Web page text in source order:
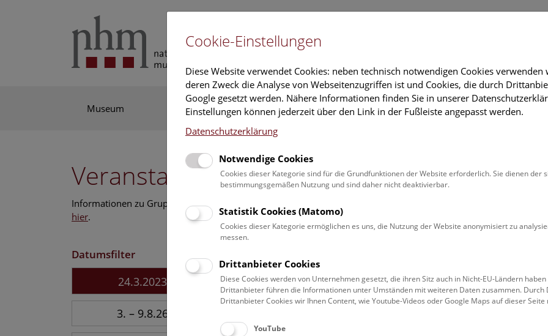
Museum Ausstellung Forschung Führungen & Aktivitäten Deck 50
Veranstaltungskalender
Informationen zu Gruppen,- Kindergarten- und Schulprogrammen finden Sie
hier.
Datumsfilter
24.3.2023
3. – 9.8.26
Erwachsene (0)
Familien (0)
Führungen &
Kulinarik &
Cookie-Einstellungen
Diese Website verwendet Cookies: neben technisch notwendigen Cookies verwenden
deren Zweck die Analyse von Webseitenzugriffen ist und Cookies, die durch
Google gesetzt werden. Nähere Informationen finden Sie in unserer
Einstellungen können jederzeit über den Link in der Fußleiste angepasst werden.
Datenschutzerklärung
Notwendige Cookies
Cookies dieser Kategorie sind für die Grundfunktionen der Website erforderlich. Sie dienen der
bestimmungsgemäßen Nutzung und sind daher nicht deaktivierbar.
Statistik Cookies (Matomo)
Cookies dieser Kategorie ermöglichen es uns, die Nutzung der Website anonymisiert zu
messen.
Drittanbieter Cookies
Diese Cookies werden von Unternehmen gesetzt, die ihren Sitz auch in Nicht-EU-Ländern haben
Drittanbieter führen die Informationen unter Umständen mit weiteren Daten zusammen. Durch
Drittanbieter Cookies wir Ihnen Content, wie Youtube-Videos oder Google Maps auf dieser
YouTube